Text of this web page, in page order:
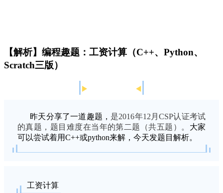
【解析】编程趣题：工资计算（C++、Python、
Scratch三版）
昨天分享了一道趣题， 是2016年12月CSP认证考试
的真题，题目难度在当年的第二题（共五题）。 大家
可以尝试着用C++或python来解，今天发题目解析。
工资计算